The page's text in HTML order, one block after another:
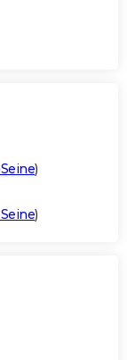
)
)